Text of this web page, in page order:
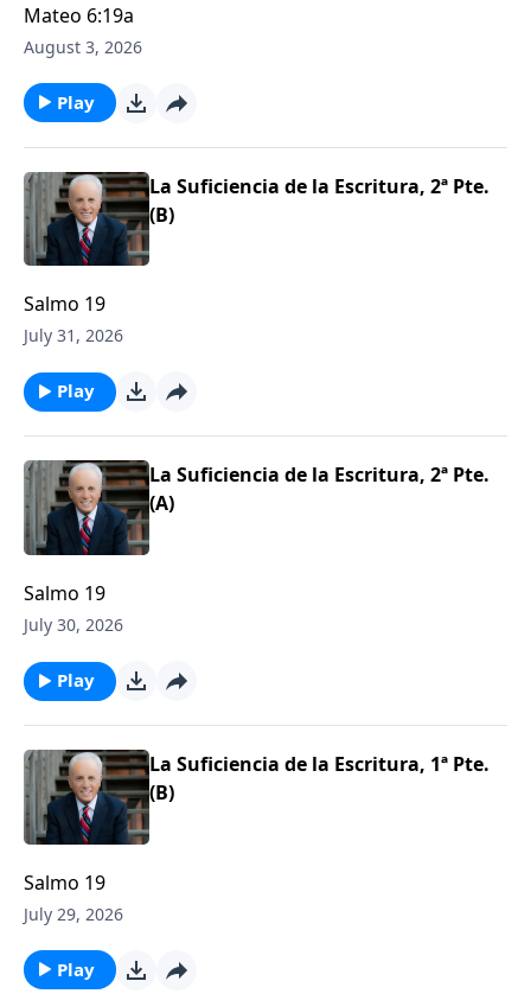
Mateo 6:19a
August 3, 2026
Play
La Suficiencia de la Escritura, 2ª Pte.
(B)
Salmo 19
July 31, 2026
Play
La Suficiencia de la Escritura, 2ª Pte.
(A)
Salmo 19
July 30, 2026
Play
La Suficiencia de la Escritura, 1ª Pte.
(B)
Salmo 19
July 29, 2026
Play